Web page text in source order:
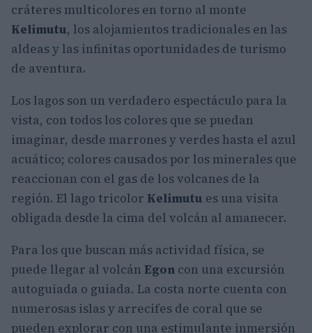
cráteres multicolores en torno al monte
Kelimutu, los alojamientos tradicionales en las
aldeas y las infinitas oportunidades de turismo
de aventura.
Los lagos son un verdadero espectáculo para la
vista, con todos los colores que se puedan
imaginar, desde marrones y verdes hasta el azul
acuático; colores causados por los minerales que
reaccionan con el gas de los volcanes de la
región. El lago tricolor Kelimutu es una visita
obligada desde la cima del volcán al amanecer.
Para los que buscan más actividad física, se
puede llegar al volcán Egon con una excursión
autoguiada o guiada. La costa norte cuenta con
numerosas islas y arrecifes de coral que se
pueden explorar con una estimulante inmersión